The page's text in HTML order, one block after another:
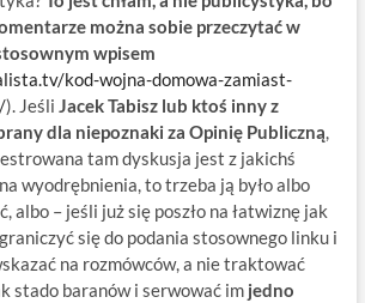
można sobie przeczytać w
wpisem
kod-wojna-domowa-zamiast-
). Jeśli Jacek Tabisz lub ktoś inny z
dla niepoznaki za Opinię Publiczną,
tam dyskusja jest z jakichś
wyodrębnienia, to trzeba ją było albo
albo – jeśli już się poszło na łatwiznę jak
się do podania stosownego linku i
na rozmówców, a nie traktować
stado baranów i serwować im jedno